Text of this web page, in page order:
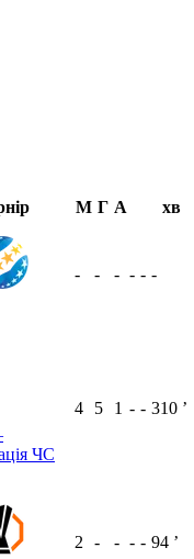
М Г А хв
- - - - - -
ЧС
4 5 1 - - 310 ʼ
2 - - - - 94 ʼ